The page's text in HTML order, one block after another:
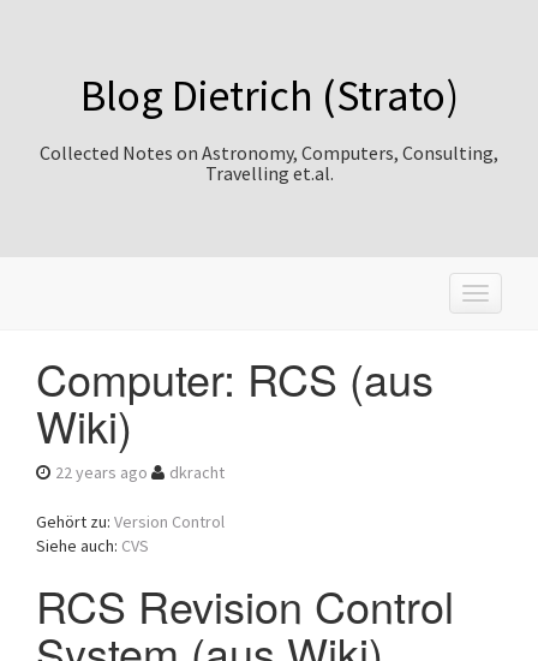
Blog Dietrich (Strato)
Collected Notes on Astronomy, Computers, Consulting,
Travelling et.al.
T
o
Computer: RCS (aus
Wiki)
22 years ago dkracht
Gehört zu: Version Control
Siehe auch: CVS
RCS Revision Control